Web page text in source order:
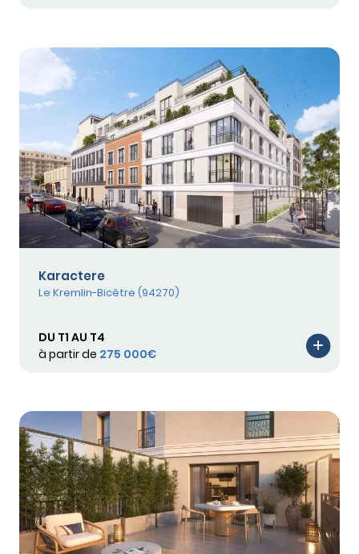
Karactere
Le Kremlin-Bicêtre (94270)
DU T1 AU T4
à partir de 275 000€